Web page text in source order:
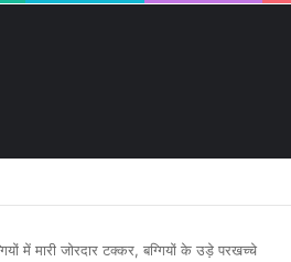
में मारी जोरदार टक्कर, बग्गियों के उड़े परखच्चे